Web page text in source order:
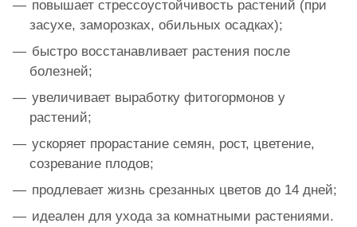
повышает стрессоустойчивость растений (при
засухе, заморозках, обильных осадках);
быстро восстанавливает растения после
болезней;
увеличивает выработку фитогормонов у
растений;
ускоряет прорастание семян, рост, цветение,
созревание плодов;
продлевает жизнь срезанных цветов до 14 дней;
идеален для ухода за комнатными растениями.